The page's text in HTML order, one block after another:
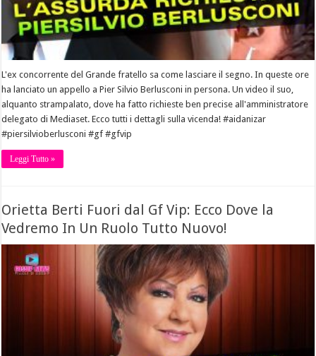
L'ex concorrente del Grande fratello sa come lasciare il segno. In queste ore
ha lanciato un appello a Pier Silvio Berlusconi in persona. Un video il suo,
alquanto strampalato, dove ha fatto richieste ben precise all'amministratore
delegato di Mediaset. Ecco tutti i dettagli sulla vicenda! #aidanizar
#piersilvioberlusconi #gf #gfvip
Leggi Tutto »
Orietta Berti Fuori dal Gf Vip: Ecco Dove la
Vedremo In Un Ruolo Tutto Nuovo!